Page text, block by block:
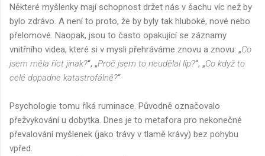
Některé myšlenky mají schopnost držet nás v šachu víc než by
bylo zdrávo. A není to proto, že by byly tak hluboké, nové nebo
přelomové. Naopak, jsou to často opakující se záznamy
vnitřního videa, které si v mysli přehráváme znovu a znovu: „Co
jsem měla říct jinak?“, „Proč jsem to neudělal líp?“, „Co když to
celé dopadne katastrofálně?“
Psychologie tomu říká ruminace. Původně označovalo
přežvykování u dobytka. Dnes je to metafora pro nekonečné
převalování myšlenek (jako trávy v tlamě krávy) bez pohybu
vpřed.